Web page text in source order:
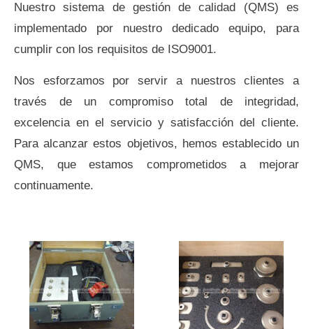
Nuestro sistema de gestión de calidad (QMS) es
implementado por nuestro dedicado equipo, para
cumplir con los requisitos de ISO9001.
Nos esforzamos por servir a nuestros clientes a
través de un compromiso total de integridad,
excelencia en el servicio y satisfacción del cliente.
Para alcanzar estos objetivos, hemos establecido un
QMS, que estamos comprometidos a mejorar
continuamente.